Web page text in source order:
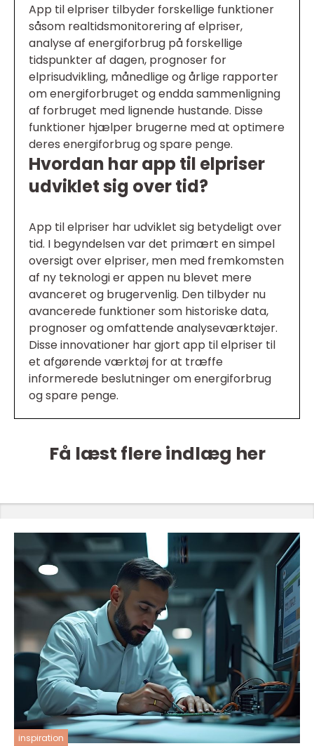
App til elpriser tilbyder forskellige funktioner
såsom realtidsmonitorering af elpriser,
analyse af energiforbrug på forskellige
tidspunkter af dagen, prognoser for
elprisudvikling, månedlige og årlige rapporter
om energiforbruget og endda sammenligning
af forbruget med lignende hustande. Disse
funktioner hjælper brugerne med at optimere
deres energiforbrug og spare penge.
Hvordan har app til elpriser
udviklet sig over tid?
App til elpriser har udviklet sig betydeligt over
tid. I begyndelsen var det primært en simpel
oversigt over elpriser, men med fremkomsten
af ny teknologi er appen nu blevet mere
avanceret og brugervenlig. Den tilbyder nu
avancerede funktioner som historiske data,
prognoser og omfattende analyseværktøjer.
Disse innovationer har gjort app til elpriser til
et afgørende værktøj for at træffe
informerede beslutninger om energiforbrug
og spare penge.
Få læst flere indlæg her
inspiration